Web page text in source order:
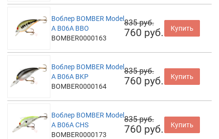
Воблер BOMBER Model
A B06A BBO
BOMBER0000163
835 руб.
760 руб. Купить
Воблер BOMBER Model
A B06A BKP
BOMBER0000164
835 руб.
760 руб. Купить
Воблер BOMBER Model
A B06A CHS
BOMBER0000173
835 руб.
760 руб. Купить